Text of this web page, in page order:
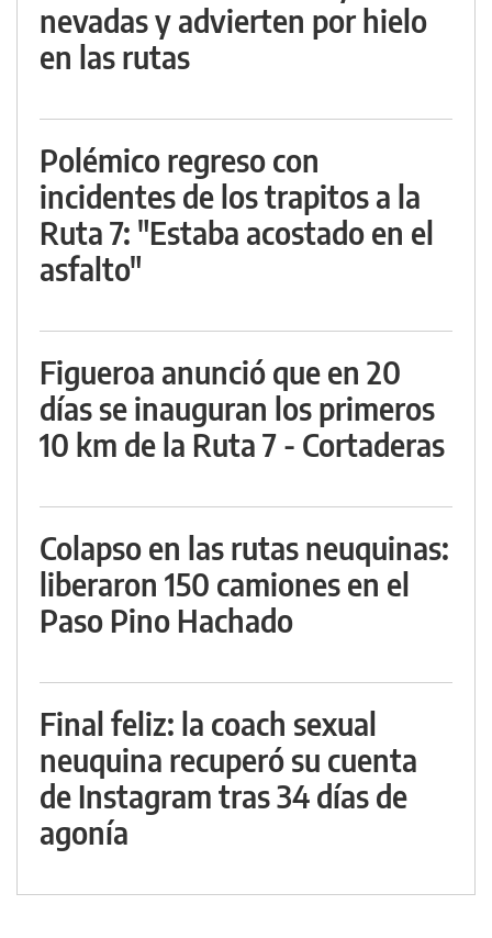
nevadas y advierten por hielo
en las rutas
Polémico regreso con
incidentes de los trapitos a la
Ruta 7: "Estaba acostado en el
asfalto"
Figueroa anunció que en 20
días se inauguran los primeros
10 km de la Ruta 7 - Cortaderas
Colapso en las rutas neuquinas:
liberaron 150 camiones en el
Paso Pino Hachado
Final feliz: la coach sexual
neuquina recuperó su cuenta
de Instagram tras 34 días de
agonía